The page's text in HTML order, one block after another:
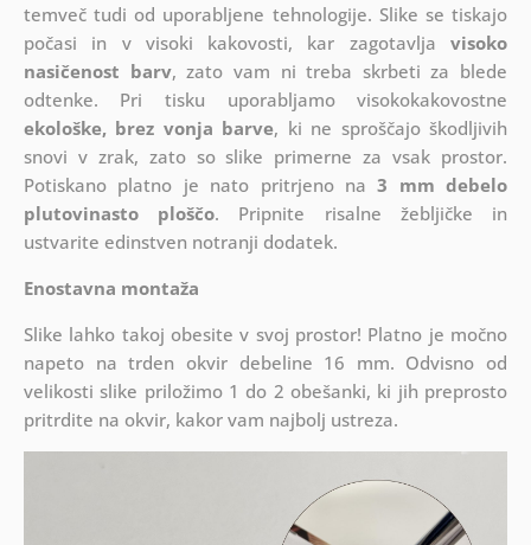
temveč tudi od uporabljene tehnologije. Slike se tiskajo
počasi in v visoki kakovosti, kar zagotavljavisoko
nasičenost barv, zato vam ni treba skrbeti za blede
odtenke. Pri tisku uporabljamo visokokakovostne
ekološke, brez vonja barve, ki ne sproščajo škodljivih
snovi v zrak, zato so slike primerne za vsak prostor.
Potiskano platno je nato pritrjeno na3 mm debelo
plutovinasto ploščo. Pripnite risalne žebljičke in
ustvarite edinstven notranji dodatek.
Enostavna montaža
Slike lahko takoj obesite v svoj prostor! Platno je močno
napeto na trden okvir debeline 16 mm. Odvisno od
velikosti slike priložimo 1 do 2 obešanki, ki jih preprosto
pritrdite na okvir, kakor vam najbolj ustreza.